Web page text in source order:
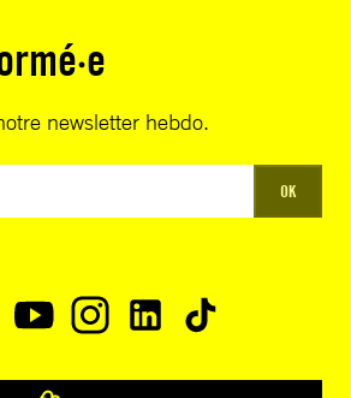
newsletter hebdo.
OK